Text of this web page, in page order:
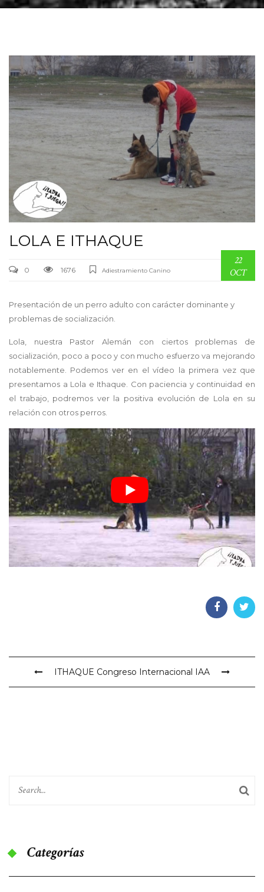
LOLA E ITHAQUE
0 1676 Adiestramiento Canino
22
OCT
Presentación de un perro adulto con carácter dominante y
problemas de socialización.
Lola, nuestra Pastor Alemán con ciertos problemas de
socialización, poco a poco y con mucho esfuerzo va mejorando
notablemente. Podemos ver en el vídeo la primera vez que
presentamos a Lola e Ithaque. Con paciencia y continuidad en
el trabajo, podremos ver la positiva evolución de Lola en su
relación con otros perros.
ITHAQUE Congreso Internacional IAA
Categorías